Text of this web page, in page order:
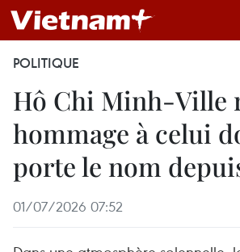
POLITIQUE
Hô Chi Minh-Ville
hommage à celui
porte le nom
01/07/2026 07:52